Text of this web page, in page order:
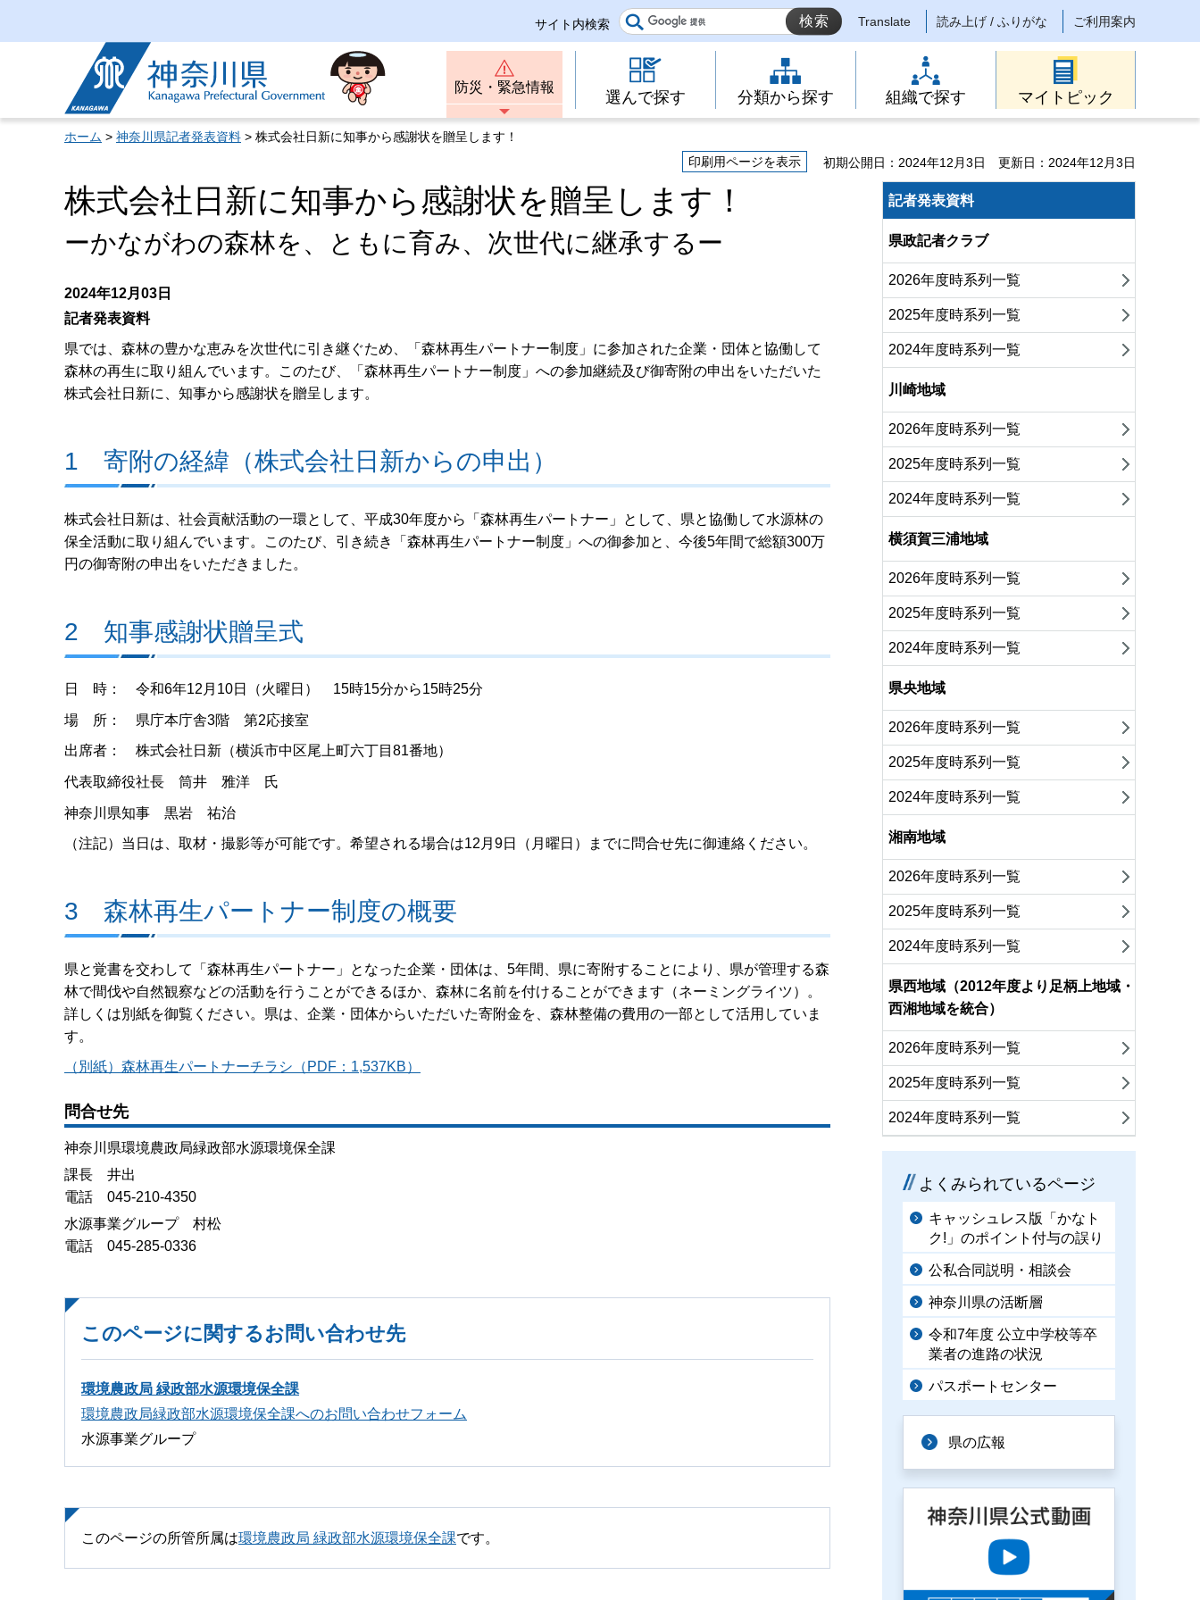
サイト内検索 Translate 読み上げ / ふりがな ご利用案内
神奈川県
防災・緊急情報
選んで探す 分類から探す 組織で探す マイトピック
ホーム > 神奈川県記者発表資料 > 株式会社日新に知事から感謝状を贈呈します！
印刷用ページを表示
初期公開日：2024年12月3日 更新日：2024年12月3日
株式会社日新に知事から感謝状を贈呈します！
ーかながわの森林を、ともに育み、次世代に継承するー
2024年12月03日
記者発表資料
県では、森林の豊かな恵みを次世代に引き継ぐため、「森林再生パートナー制度」に参加された企業・団体と協働して
森林の再生に取り組んでいます。このたび、「森林再生パートナー制度」への参加継続及び御寄附の申出をいただいた
株式会社日新に、知事から感謝状を贈呈します。
1 寄附の経緯（株式会社日新からの申出）
株式会社日新は、社会貢献活動の一環として、平成30年度から「森林再生パートナー」として、県と協働して水源林の
保全活動に取り組んでいます。このたび、引き続き「森林再生パートナー制度」への御参加と、今後5年間で総額300万
円の御寄附の申出をいただきました。
2 知事感謝状贈呈式
日 時： 令和6年12月10日（火曜日） 15時15分から15時25分
場 所： 県庁本庁舎3階 第2応接室
出席者： 株式会社日新（横浜市中区尾上町六丁目81番地）
代表取締役社長 筒井 雅洋 氏
神奈川県知事 黒岩 祐治
（注記）当日は、取材・撮影等が可能です。希望される場合は12月9日（月曜日）までに問合せ先に御連絡ください。
3 森林再生パートナー制度の概要
県と覚書を交わして「森林再生パートナー」となった企業・団体は、5年間、県に寄附することにより、県が管理する森
林で間伐や自然観察などの活動を行うことができるほか、森林に名前を付けることができます（ネーミングライツ）。
詳しくは別紙を御覧ください。県は、企業・団体からいただいた寄附金を、森林整備の費用の一部として活用していま
す。
（別紙）森林再生パートナーチラシ（PDF：1,537KB）
問合せ先
神奈川県環境農政局緑政部水源環境保全課
課長 井出
電話 045-210-4350
水源事業グループ 村松
電話 045-285-0336
このページに関するお問い合わせ先
環境農政局 緑政部水源環境保全課
環境農政局緑政部水源環境保全課へのお問い合わせフォーム
水源事業グループ
このページの所管所属は環境農政局 緑政部水源環境保全課です。
記者発表資料
県政記者クラブ
2026年度時系列一覧
2025年度時系列一覧
2024年度時系列一覧
川崎地域
2026年度時系列一覧
2025年度時系列一覧
2024年度時系列一覧
横須賀三浦地域
2026年度時系列一覧
2025年度時系列一覧
2024年度時系列一覧
県央地域
2026年度時系列一覧
2025年度時系列一覧
2024年度時系列一覧
湘南地域
2026年度時系列一覧
2025年度時系列一覧
2024年度時系列一覧
県西地域（2012年度より足柄上地域・
西湘地域を統合）
2026年度時系列一覧
2025年度時系列一覧
2024年度時系列一覧
よくみられているページ
キャッシュレス版「かなト
ク!」のポイント付与の誤り
公私合同説明・相談会
神奈川県の活断層
令和7年度 公立中学校等卒
業者の進路の状況
パスポートセンター
県の広報